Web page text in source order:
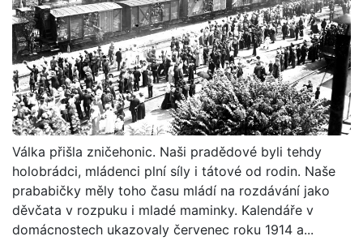
Válka přišla zničehonic. Naši pradědové byli tehdy
holobrádci, mládenci plní síly i tátové od rodin. Naše
prababičky měly toho času mládí na rozdávání jako
děvčata v rozpuku i mladé maminky. Kalendáře v
domácnostech ukazovaly červenec roku 1914 a...